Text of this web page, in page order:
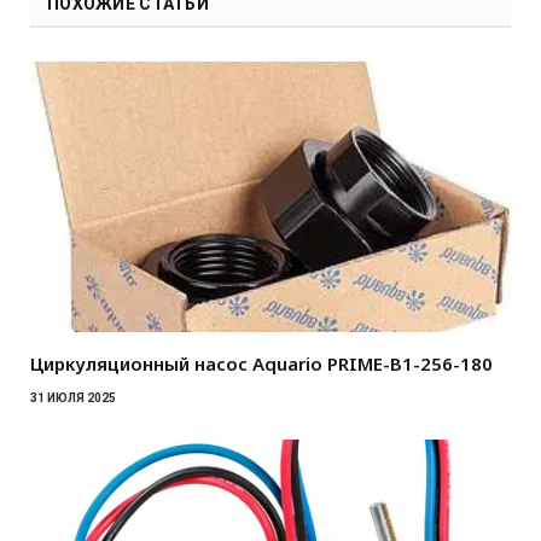
Циркуляционный насос Aquario PRIME-B1-256-180
31 ИЮЛЯ 2025